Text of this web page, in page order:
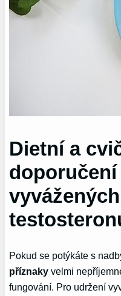
Dietní a
Pokud se potýkáte s
příznaky velmi
fungování. Pro udržení